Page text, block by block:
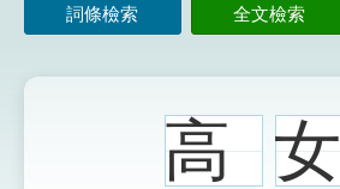
詞條檢索 全文檢索
高